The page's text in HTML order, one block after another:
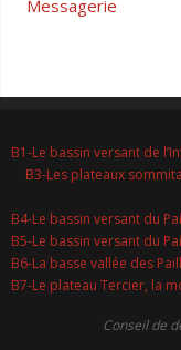
Messagerie
B1-Le bassin versant de
B3-Les plateaux
B4-Le bassin versant du
B5-Le bassin versant du
B6-La basse vallée des
B7-Le plateau Tercier, la
Conseil de